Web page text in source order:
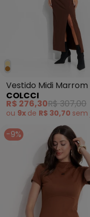
Vestido Midi Marrom
COLCCI
R$ 276,30R$ 307,00
ou 9x de R$ 30,70 sem
-9%